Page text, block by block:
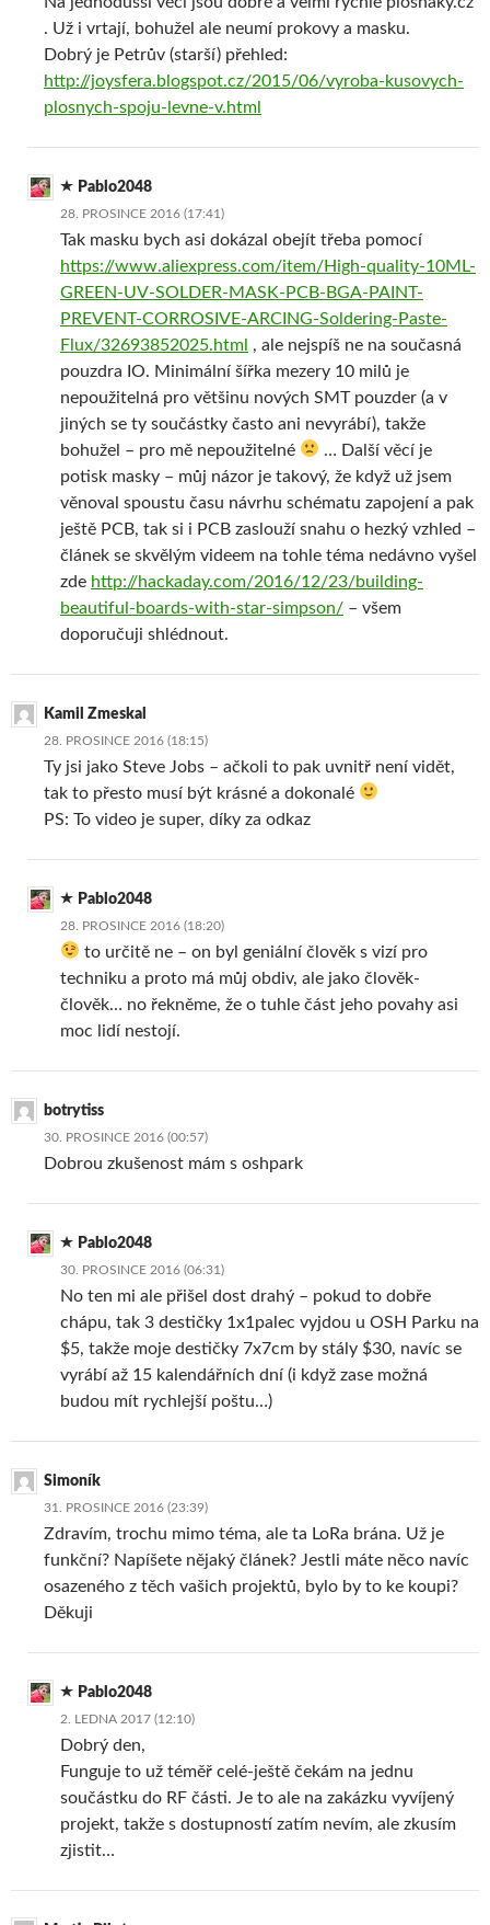
. Už i vrtají, bohužel ale neumí prokovy a masku.
Dobrý je Petrův (starší) přehled:
http://joysfera.blogspot.cz/2015/06/vyroba-kusovych-
plosnych-spoju-levne-v.html
Pablo2048
28. PROSINCE 2016 (17:41)
Tak masku bych asi dokázal obejít třeba pomocí
https://www.aliexpress.com/item/High-quality-10ML-
GREEN-UV-SOLDER-MASK-PCB-BGA-PAINT-
PREVENT-CORROSIVE-ARCING-Soldering-Paste-
Flux/32693852025.html , ale nejspíš ne na současná
pouzdra IO. Minimální šířka mezery 10 milů je
nepoužitelná pro většinu nových SMT pouzder (a v
jiných se ty součástky často ani nevyrábí), takže
bohužel – pro mě nepoužitelné
… Další věcí je
potisk masky – můj názor je takový, že když už jsem
věnoval spoustu času návrhu schématu zapojení a pak
ještě PCB, tak si i PCB zaslouží snahu o hezký vzhled –
článek se skvělým videem na tohle téma nedávno vyšel
zde http://hackaday.com/2016/12/23/building-
beautiful-boards-with-star-simpson/ – všem
doporučuji shlédnout.
Kamil Zmeskal
28. PROSINCE 2016 (18:15)
Ty jsi jako Steve Jobs – ačkoli to pak uvnitř není vidět,
tak to přesto musí být krásné a dokonalé
PS: To video je super, díky za odkaz
Pablo2048
28. PROSINCE 2016 (18:20)
to určitě ne – on byl geniální člověk s vizí pro
techniku a proto má můj obdiv, ale jako člověk-
člověk… no řekněme, že o tuhle část jeho povahy asi
moc lidí nestojí.
botrytiss
30. PROSINCE 2016 (00:57)
Dobrou zkušenost mám s oshpark
Pablo2048
30. PROSINCE 2016 (06:31)
No ten mi ale přišel dost drahý – pokud to dobře
chápu, tak 3 destičky 1x1palec vyjdou u OSH Parku na
$5, takže moje destičky 7x7cm by stály $30, navíc se
vyrábí až 15 kalendářních dní (i když zase možná
budou mít rychlejší poštu…)
Simoník
31. PROSINCE 2016 (23:39)
Zdravím, trochu mimo téma, ale ta LoRa brána. Už je
funkční? Napíšete nějaký článek? Jestli máte něco navíc
osazeného z těch vašich projektů, bylo by to ke koupi?
Děkuji
Pablo2048
2. LEDNA 2017 (12:10)
Dobrý den,
Funguje to už téměř celé-ještě čekám na jednu
součástku do RF části. Je to ale na zakázku vyvíjený
projekt, takže s dostupností zatím nevím, ale zkusím
zjistit…